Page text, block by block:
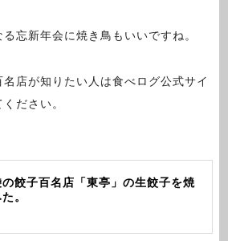
忘新年会に焼き鳥もいいですね。
店が知りたい人は食べログ公式サイ
ださい。
餃子百名店「東亭」の生餃子を焼
。